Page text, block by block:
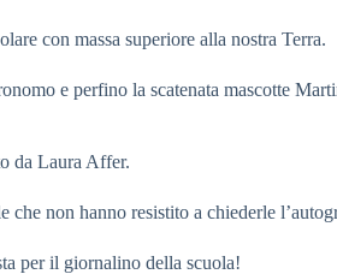
con massa superiore alla nostra Terra.
e perfino la scatenata mascotte
da Laura Affer.
che non hanno resistito a chiederle
per il giornalino della scuola!